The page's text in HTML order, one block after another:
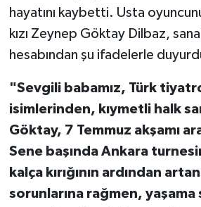
hayatını kaybetti. Usta
kızı Zeynep Göktay Dilbaz,
hesabından şu ifadelerle
"Sevgili babamız, Türk
isimlerinden, kıymetli halk
Göktay, 7 Temmuz akşamı
Sene başında Ankara
kalça kırığının ardından
sorunlarına rağmen, yaşama